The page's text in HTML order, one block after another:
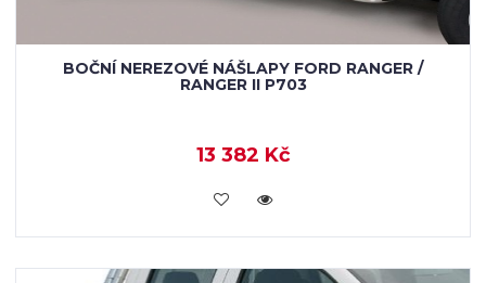
BOČNÍ NEREZOVÉ NÁŠLAPY FORD RANGER /
RANGER II P703
13 382 Kč
KOUPIT